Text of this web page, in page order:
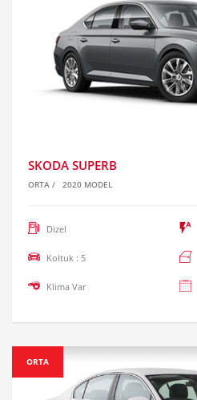
SKODA SUPERB
ORTA / 2020 MODEL
Dizel
Koltuk : 5
Klima Var
ORTA